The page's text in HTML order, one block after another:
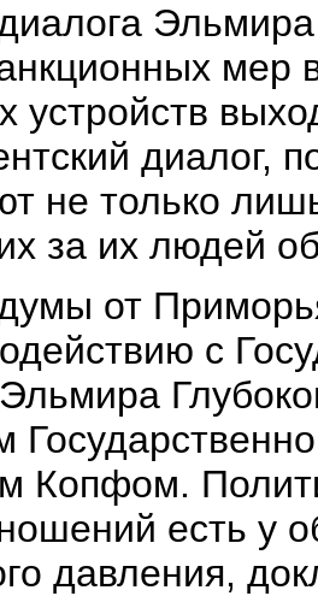
устройств
диалог,
не только
за их людей
от
с
Копфом.
есть у
давления,